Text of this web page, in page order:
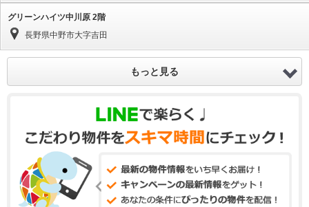
グリーンハイツ中川原 2階
長野県中野市大字吉田
もっと見る